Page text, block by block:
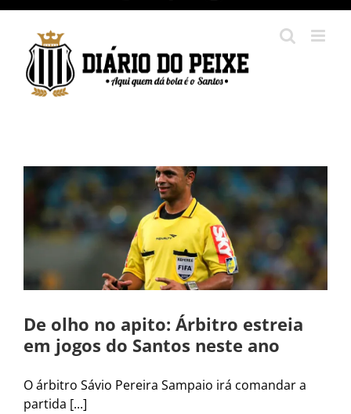
conteúdo
De olho no apito: Árbitro estreia
em jogos do Santos neste ano
O árbitro Sávio Pereira Sampaio irá comandar a
partida [...]